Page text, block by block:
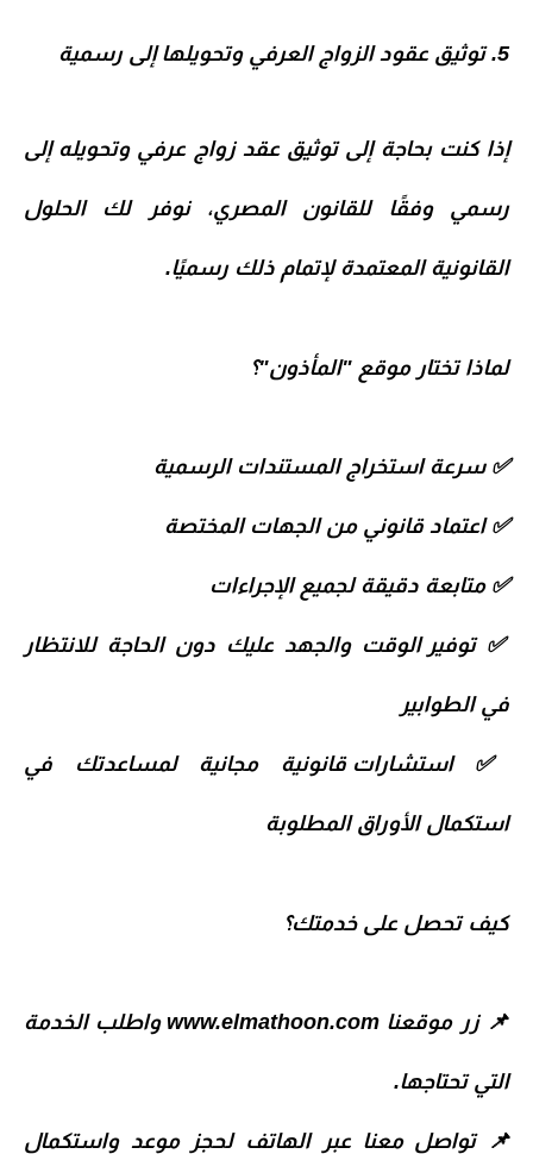
5. توثيق عقود الزواج العرفي وتحويلها إلى رسمية
إذا كنت بحاجة إلىتوثيق عقد زواج عرفي وتحويله إلى
رسمي وفقًا للقانون المصري، نوفر لك الحلول
القانونية المعتمدة لإتمام ذلك رسميًا.
لماذا تختار موقع "المأذون"؟
✅سرعة استخراج المستندات الرسمية
✅اعتماد قانوني من الجهات المختصة
✅متابعة دقيقة لجميع الإجراءات
✅توفير الوقت والجهد عليك دون الحاجة للانتظار
في الطوابير
✅استشارات قانونية مجانية لمساعدتك في
استكمال الأوراق المطلوبة
كيف تحصل على خدمتك؟
📌 زر موقعنا www.elmathoon.comواطلب الخدمة
التي تحتاجها.
📌 تواصل معنا عبر الهاتف لحجز موعد واستكمال